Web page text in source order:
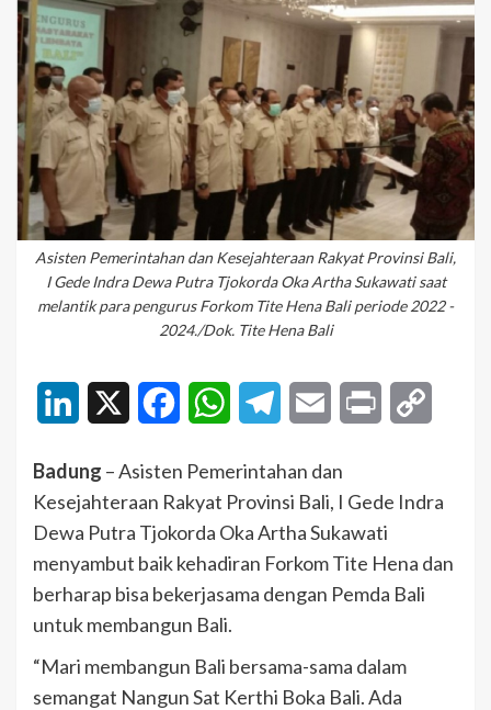
Asisten Pemerintahan dan Kesejahteraan Rakyat Provinsi Bali,
I Gede Indra Dewa Putra Tjokorda Oka Artha Sukawati saat
melantik para pengurus Forkom Tite Hena Bali periode 2022 -
2024./Dok. Tite Hena Bali
LinkedIn FacebookWhatsAppTelegramEmail Print
Badung – Asisten Pemerintahan dan
Kesejahteraan Rakyat Provinsi Bali, I Gede Indra
Dewa Putra Tjokorda Oka Artha Sukawati
menyambut baik kehadiran Forkom Tite Hena dan
berharap bisa bekerjasama dengan Pemda Bali
untuk membangun Bali.
“Mari membangun Bali bersama-sama dalam
semangat Nangun Sat Kerthi Boka Bali. Ada